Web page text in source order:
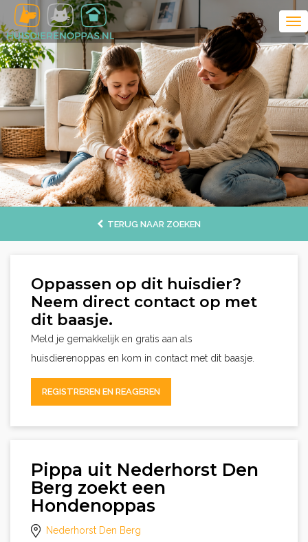
TERUG NAAR ZOEKEN
Oppassen op dit huisdier?
Neem direct contact op met
dit baasje.
Meld je gemakkelijk en gratis aan als
huisdierenoppas en kom in contact met dit baasje.
REGISTREREN EN REAGEREN
Pippa uit Nederhorst Den
Berg zoekt een
Hondenoppas
Nederhorst Den Berg